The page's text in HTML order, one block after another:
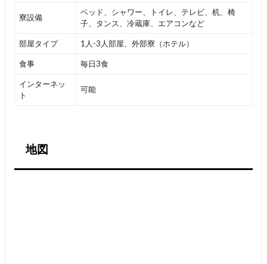
寮設備
ベッド、シャワー、トイレ、テレビ、机、椅
子、タンス、冷蔵庫、エアコンなど
部屋タイプ 1人-3人部屋、外部寮（ホテル）
食事 毎日3食
インターネッ
ト
可能
地図